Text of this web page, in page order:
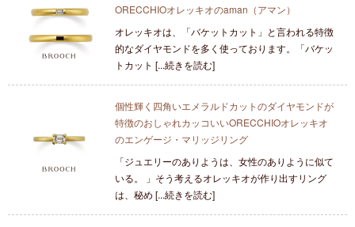
ORECCHIOオレッキオのaman（アマン）
オレッキオは、「バケットカット」と言われる特徴
的なダイヤモンドを多く使っております。「バケッ
トカット [...続きを読む]
個性輝く四角いエメラルドカットのダイヤモンドが
特徴のおしゃれカッコいいORECCHIOオレッキオ
のエンゲージ・マリッジリング
「ジュエリーのありようは、女性のありように似て
いる。 」そう考えるオレッキオが作り出すリング
は、秘め [...続きを読む]